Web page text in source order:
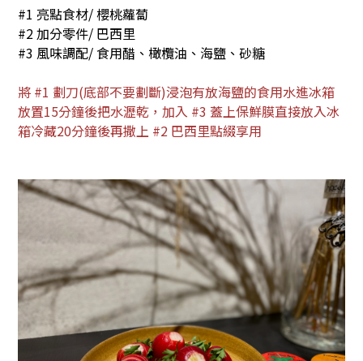
#1 亮點食材/ 櫻桃蘿蔔
#2 加分零件/ 巴西里
#3 風味調配/ 食用醋、橄欖油、海鹽、砂糖
將 #1 劃刀(底部不要劃斷)浸泡有放海鹽的食用水進冰箱
放置15分鐘後把水瀝乾，加入 #3 蓋上保鮮膜直接放入冰
箱冷藏20分鐘後再撒上 #2 巴西里點綴享用